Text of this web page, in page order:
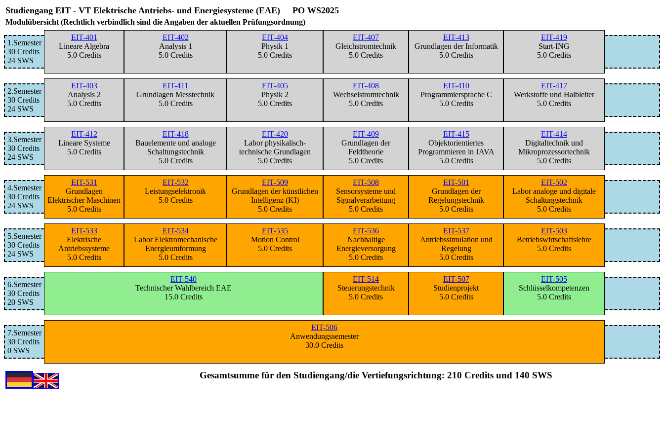
Studiengang EIT - VT Elektrische Antriebs- und Energiesysteme (EAE) PO WS2025
Modulübersicht (Rechtlich verbindlich sind die Angaben der aktuellen Prüfungsordnung)
EIT-401
Lineare Algebra
5.0 Credits
EIT-402
Analysis 1
5.0 Credits
EIT-404
Physik 1
5.0 Credits
EIT-407
Gleichstromtechnik
5.0 Credits
EIT-413
Grundlagen der Informatik
5.0 Credits
EIT-419
Start-ING
5.0 Credits
1.Semester
30 Credits
24 SWS
EIT-403
Analysis 2
5.0 Credits
EIT-411
Grundlagen Messtechnik
5.0 Credits
EIT-405
Physik 2
5.0 Credits
EIT-408
Wechselstromtechnik
5.0 Credits
EIT-410
Programmiersprache C
5.0 Credits
EIT-417
Werkstoffe und Halbleiter
5.0 Credits
2.Semester
30 Credits
24 SWS
EIT-412
Lineare Systeme
5.0 Credits
EIT-418
Bauelemente und analoge
Schaltungstechnik
5.0 Credits
EIT-420
Labor physikalisch-
technische Grundlagen
5.0 Credits
EIT-409
Grundlagen der
Feldtheorie
5.0 Credits
EIT-415
Objektorientiertes
Programmieren in JAVA
5.0 Credits
EIT-414
Digitaltechnik und
Mikroprozessortechnik
5.0 Credits
3.Semester
30 Credits
24 SWS
EIT-531
Grundlagen
Elektrischer Maschinen
5.0 Credits
EIT-532
Leistungselektronik
5.0 Credits
EIT-509
Grundlagen der künstlichen
Intelligenz (KI)
5.0 Credits
EIT-508
Sensorsysteme und
Signalverarbeitung
5.0 Credits
EIT-501
Grundlagen der
Regelungstechnik
5.0 Credits
EIT-502
Labor analoge und digitale
Schaltungstechnik
5.0 Credits
4.Semester
30 Credits
24 SWS
EIT-533
Elektrische
Antriebssysteme
5.0 Credits
EIT-534
Labor Elektromechanische
Energieumformung
5.0 Credits
EIT-535
Motion Control
5.0 Credits
EIT-536
Nachhaltige
Energieversorgung
5.0 Credits
EIT-537
Antriebssimulation und
Regelung
5.0 Credits
EIT-503
Betriebswirtschaftslehre
5.0 Credits
5.Semester
30 Credits
24 SWS
EIT-540
Technischer Wahlbereich EAE
15.0 Credits
EIT-514
Steuerungstechnik
5.0 Credits
EIT-507
Studienprojekt
5.0 Credits
EIT-505
Schlüsselkompetenzen
5.0 Credits
6.Semester
30 Credits
20 SWS
EIT-506
Anwendungssemester
30.0 Credits
7.Semester
30 Credits
0 SWS
Gesamtsumme für den Studiengang/die Vertiefungsrichtung: 210 Credits und 140 SWS